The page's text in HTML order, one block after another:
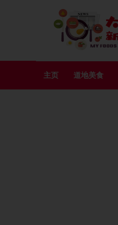
主页 道地美食